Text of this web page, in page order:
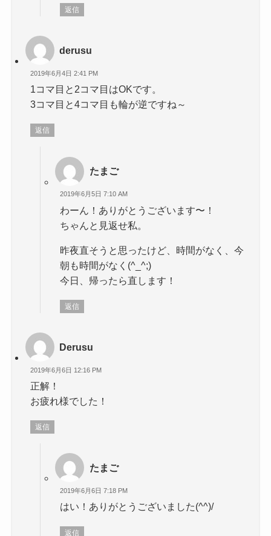
返信
derusu
2019年6月4日 2:41 PM
1コマ目と2コマ目はOKです。
3コマ目と4コマ目も輪が逆ですね～
返信
たまご
2019年6月5日 7:10 AM
わーん！ありがとうございます〜！
ちゃんと見返せ私。
昨夜直そうと思ったけど、時間がなく、今
朝も時間がなく(^_^;)
今日、帰ったら直します！
返信
Derusu
2019年6月6日 12:16 PM
正解！
お疲れ様でした！
返信
たまご
2019年6月6日 7:18 PM
はい！ありがとうございました(^^)/
返信